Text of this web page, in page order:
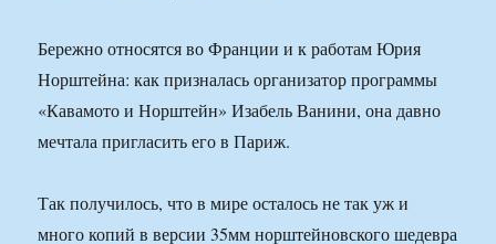
Бережно относятся во Франции и к работам Юрия
Норштейна: как призналась организатор программы
«Кавамото и Норштейн» Изабель Ванини, она давно
мечтала пригласить его в Париж.
Так получилось, что в мире осталось не так уж и
много копий в версии 35мм норштейновского шедевра